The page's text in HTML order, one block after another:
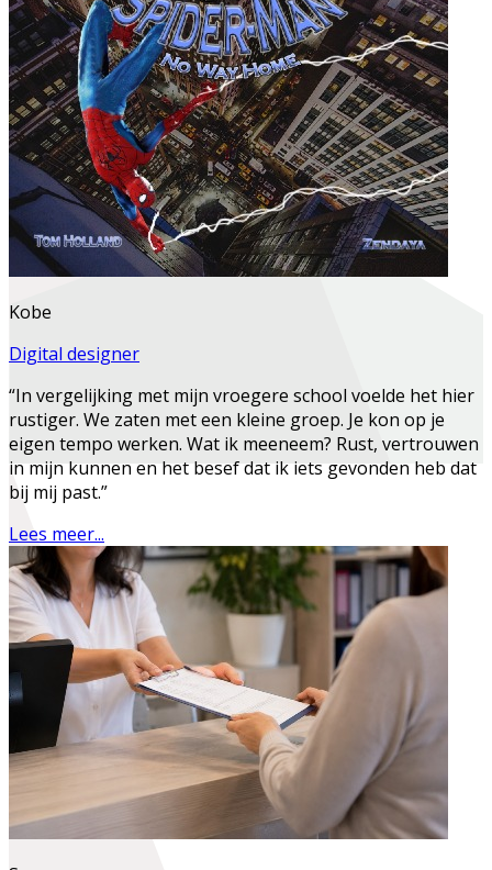
Kobe
Digital designer
“In vergelijking met mijn vroegere school voelde het hier
rustiger. We zaten met een kleine groep. Je kon op je
eigen tempo werken. Wat ik meeneem? Rust, vertrouwen
in mijn kunnen en het besef dat ik iets gevonden heb dat
bij mij past.”
Lees meer...